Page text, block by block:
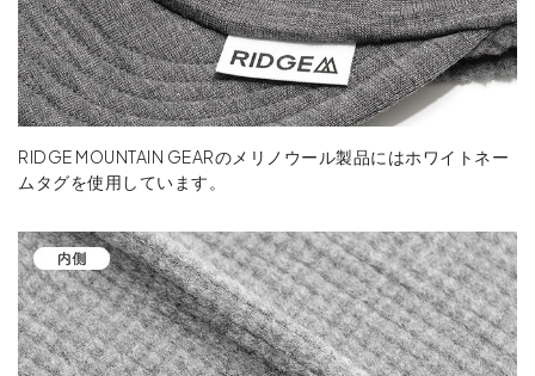
RIDGE MOUNTAIN GEARのメリノウール製品にはホワイトネー
ムタグを使用しています。